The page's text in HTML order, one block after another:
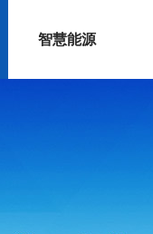
智慧能源